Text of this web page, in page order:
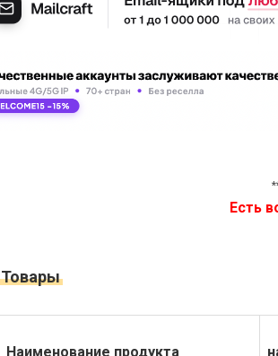
Есть
Товары
Наименование продукта